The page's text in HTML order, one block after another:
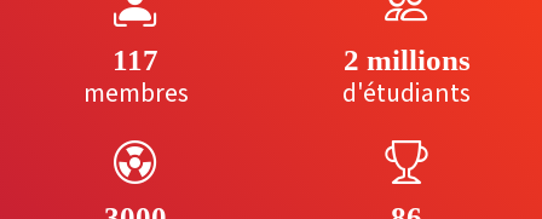
117
membres
2 millions
d'étudiants